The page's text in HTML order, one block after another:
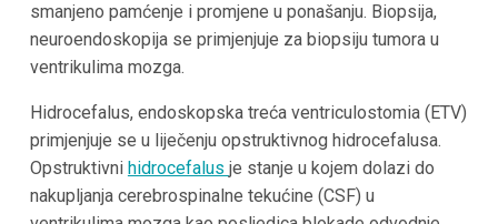
smanjeno pamćenje i promjene u ponašanju. Biopsija,
neuroendoskopija se primjenjuje za biopsiju tumora u
ventrikulima mozga.
Hidrocefalus, endoskopska treća ventriculostomia (ETV)
primjenjuje se u liječenju opstruktivnog hidrocefalusa.
Opstruktivni hidrocefalus je stanje u kojem dolazi do
nakupljanja cerebrospinalne tekućine (CSF) u